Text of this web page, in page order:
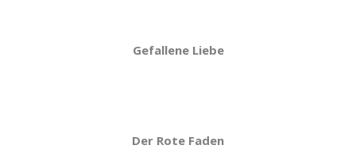
Gefallene Liebe
Der Rote Faden